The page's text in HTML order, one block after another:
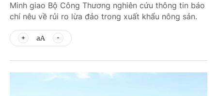
Minh giao Bộ Công Thương nghiên cứu thông tin báo
chí nêu về rủi ro lừa đảo trong xuất khẩu nông sản.
aA